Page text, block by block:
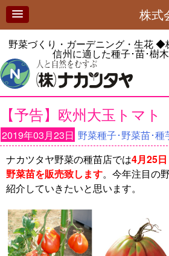
株式
野菜づくり・ガーデニング・生花◆
信州に適した種子･苗･樹
【予告】欧州大玉トマト
2019年03月23日 野菜種子･野菜苗･種
ナカツタヤ野菜の種苗店では4月25
野菜苗を販売致します。今年注目の
紹介していきたいと思います。